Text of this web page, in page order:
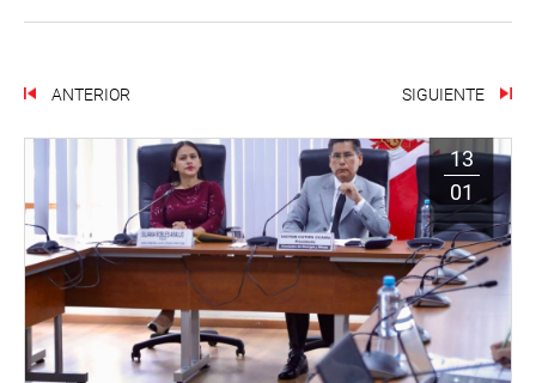
ANTERIOR SIGUIENTE
13
01